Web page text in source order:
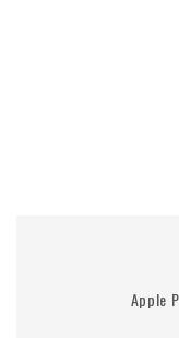
Apple